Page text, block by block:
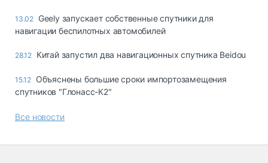
13.02 Geely запускает собственные спутники для
навигации беспилотных автомобилей
28.12 Китай запустил два навигационных спутника Beidou
15.12 Объяснены большие сроки импортозамещения
спутников "Глонасс-К2"
Все новости